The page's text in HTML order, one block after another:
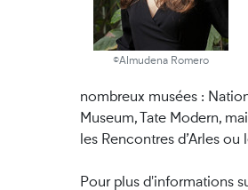
©Almudena Romero
nombreux musées :
Museum, Tate Modern,
les Rencontres d’Arles
Pour plus d'informations